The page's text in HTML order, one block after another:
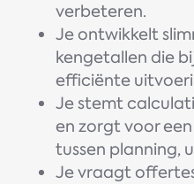
verbeteren.
Je ontwikkelt
kengetallen die
efficiënte
Je stemt
en zorgt voor
tussen planning,
Je vraagt